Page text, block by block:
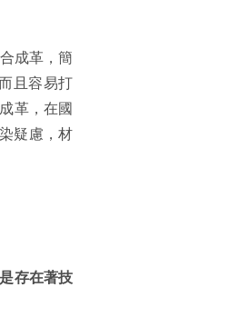
成革，簡
且容易打
革，在國
疑慮，材
存在著技